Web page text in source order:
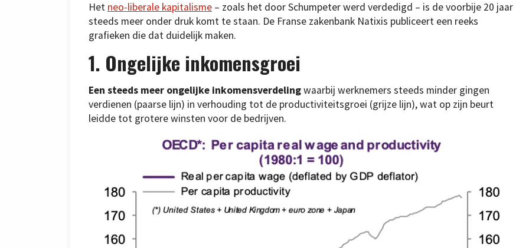
Het neo-liberale kapitalisme – zoals het door Schumpeter werd verdedigd – is de voorbije 20 jaar
steeds meer onder druk komt te staan. De Franse zakenbank Natixis publiceert een reeks
grafieken die dat duidelijk maken.
1. Ongelijke inkomensgroei
Een steeds meer ongelijke inkomensverdelingwaarbij werknemers steeds minder gingen
verdienen (paarse lijn) in verhouding tot de productiviteitsgroei (grijze lijn), wat op zijn beurt
leidde tot grotere winsten voor de bedrijven.